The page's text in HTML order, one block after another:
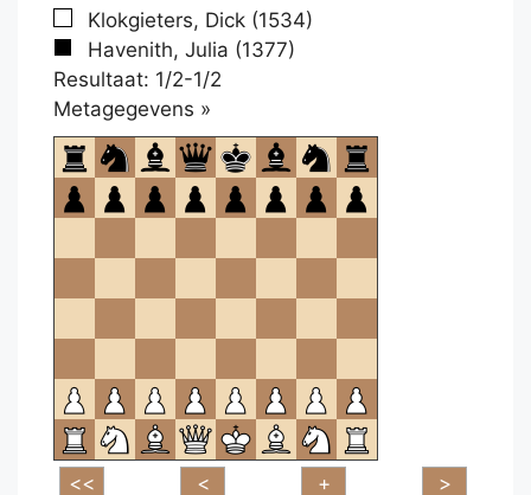
Klokgieters, Dick (1534)
Havenith, Julia (1377)
Resultaat: 1/2-1/2
Metagegevens »
om
te
openen.